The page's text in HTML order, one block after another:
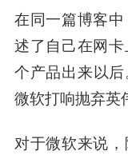
在同一篇博客
述了自己在网
个产品出来以后
微软打响抛弃英
对于微软来说